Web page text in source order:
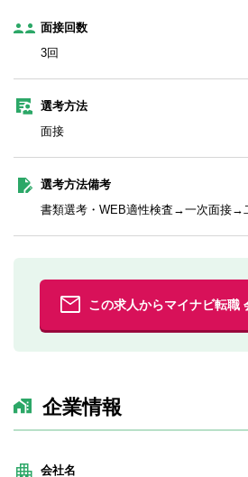
面接回数
3回
選考方法
面接
選考方法備考
書類選考・WEB適性検査→一次面接→
この求人からマイナビ転職
企業情報
会社名